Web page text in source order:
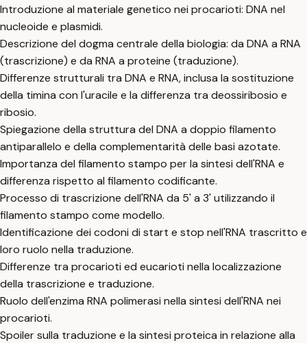
Introduzione al materiale genetico nei procarioti: DNA nel
nucleoide e plasmidi.
Descrizione del dogma centrale della biologia: da DNA a RNA
(trascrizione) e da RNA a proteine (traduzione).
Differenze strutturali tra DNA e RNA, inclusa la sostituzione
della timina con l'uracile e la differenza tra deossiribosio e
ribosio.
Spiegazione della struttura del DNA a doppio filamento
antiparallelo e della complementarità delle basi azotate.
Importanza del filamento stampo per la sintesi dell'RNA e
differenza rispetto al filamento codificante.
Processo di trascrizione dell'RNA da 5' a 3' utilizzando il
filamento stampo come modello.
Identificazione dei codoni di start e stop nell'RNA trascritto e
loro ruolo nella traduzione.
Differenze tra procarioti ed eucarioti nella localizzazione
della trascrizione e traduzione.
Ruolo dell'enzima RNA polimerasi nella sintesi dell'RNA nei
procarioti.
Spoiler sulla traduzione e la sintesi proteica in relazione alla